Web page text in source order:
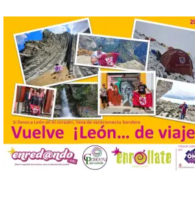
Eclipse Festival en […]
La Universidad de León
retoma las excavaciones
en La Peña del Castro para
profundizar en la vida
cotidiana de la Edad del
Hierro
6 Ago 2026
La novena campaña